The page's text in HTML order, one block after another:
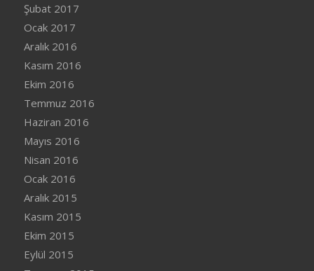
Şubat 2017
Ocak 2017
Aralık 2016
Kasım 2016
Ekim 2016
Temmuz 2016
Haziran 2016
Mayıs 2016
Nisan 2016
Ocak 2016
Aralık 2015
Kasım 2015
Ekim 2015
Eylül 2015